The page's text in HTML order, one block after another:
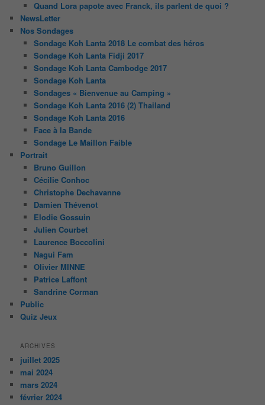
Quand Lora papote avec Franck, ils parlent de quoi ?
NewsLetter
Nos Sondages
Sondage Koh Lanta 2018 Le combat des héros
Sondage Koh Lanta Fidji 2017
Sondage Koh Lanta Cambodge 2017
Sondage Koh Lanta
Sondages « Bienvenue au Camping »
Sondage Koh Lanta 2016 (2) Thailand
Sondage Koh Lanta 2016
Face à la Bande
Sondage Le Maillon Faible
Portrait
Bruno Guillon
Cécilie Conhoc
Christophe Dechavanne
Damien Thévenot
Elodie Gossuin
Julien Courbet
Laurence Boccolini
Nagui Fam
Olivier MINNE
Patrice Laffont
Sandrine Corman
Public
Quiz Jeux
ARCHIVES
juillet 2025
mai 2024
mars 2024
février 2024